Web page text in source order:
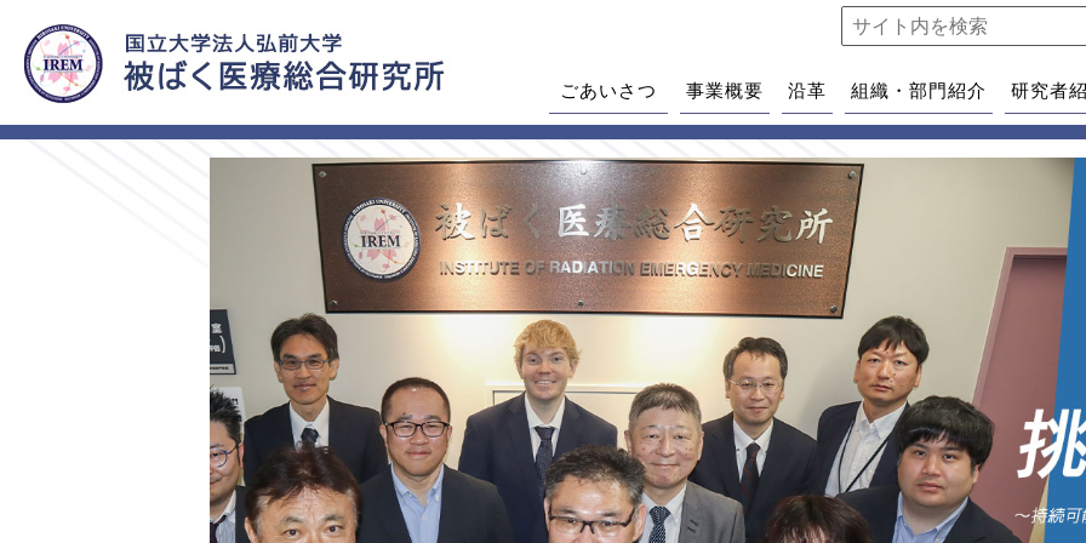
ごあいさつ 事業概要 沿革 組織・部門紹介 研究者